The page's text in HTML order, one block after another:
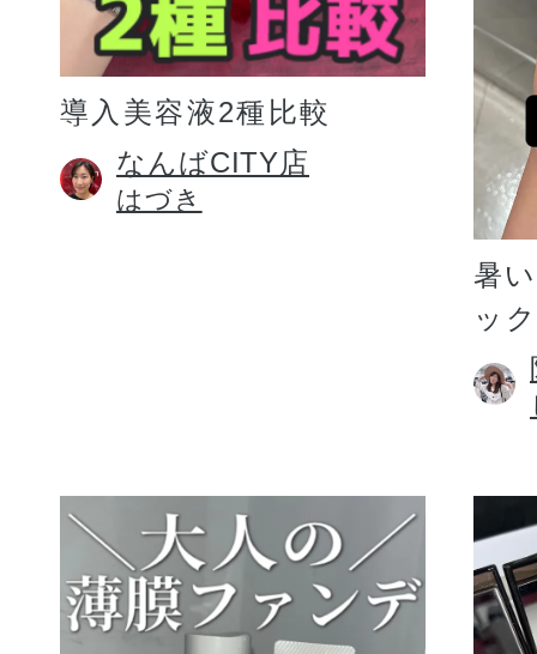
スキンクリア
クレンズオイル
導入美容液2種比較
なんばCITY店
はづき
暑
ッ